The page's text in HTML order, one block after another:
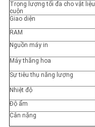
Trọng lượng tối đa cho vật liệu
cuộn
Giao diện
RAM
Nguồn máy in
Máy thăng hoa
Sự tiêu thụ năng lượng
Nhiệt độ
Độ ẩm
Cân nặng